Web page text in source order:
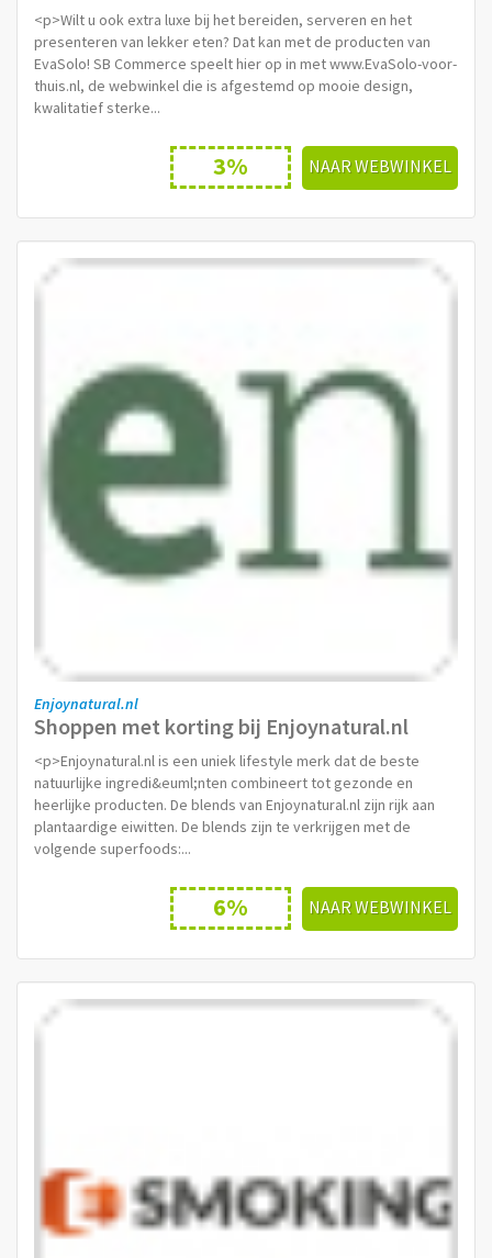
<p>Wilt u ook extra luxe bij het bereiden, serveren en het
presenteren van lekker eten? Dat kan met de producten van
EvaSolo! SB Commerce speelt hier op in met www.EvaSolo-voor-
thuis.nl, de webwinkel die is afgestemd op mooie design,
kwalitatief sterke...
NAAR WEBWINKEL
3%
Enjoynatural.nl
Shoppen met korting bij Enjoynatural.nl
<p>Enjoynatural.nl is een uniek lifestyle merk dat de beste
natuurlijke ingredi&euml;nten combineert tot gezonde en
heerlijke producten. De blends van Enjoynatural.nl zijn rijk aan
plantaardige eiwitten. De blends zijn te verkrijgen met de
volgende superfoods:...
NAAR WEBWINKEL
6%